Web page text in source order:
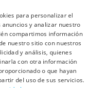
RECOGIDA
EN TIENDA
DEVOLUCIONES
Y CAMBIOS
CANCELAR
EN RRSS
POLÍTICA DE
PRIVACIDAD
CONDICIONES
DE COMPRA
para personalizar el
anuncios y analizar nuestro
compartimos información
nuestro sitio con nuestros
y análisis, quienes
con otra información
o que hayan
del uso de sus servicios.